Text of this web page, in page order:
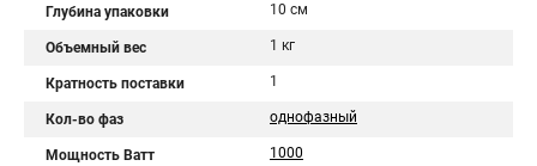
Глубина упаковки 10 см
Объемный вес 1 кг
Кратность поставки 1
Кол-во фаз однофазный
Мощность Ватт 1000